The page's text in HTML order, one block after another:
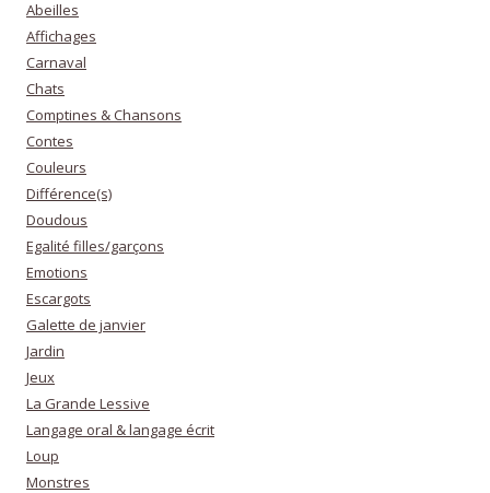
Abeilles
Affichages
Carnaval
Chats
Comptines & Chansons
Contes
Couleurs
Différence(s)
Doudous
Egalité filles/garçons
Emotions
Escargots
Galette de janvier
Jardin
Jeux
La Grande Lessive
Langage oral & langage écrit
Loup
Monstres